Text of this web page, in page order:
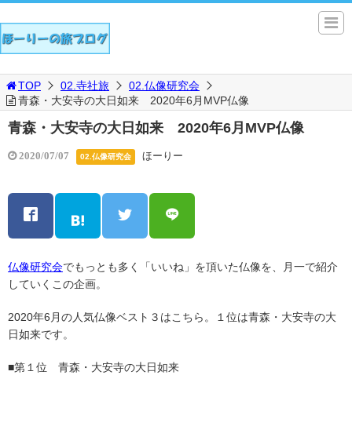
TOP 02.寺社旅
02.仏像研究会
青森・大安寺の大日如来 2020年6月MVP仏像
青森・大安寺の大日如来 2020年6月MVP仏像
2020/07/07 02.仏像研究会 ほーりー
仏像研究会でもっとも多く「いいね」を頂いた仏像を、月一で紹介
していくこの企画。
2020年6月の人気仏像ベスト３はこちら。１位は青森・大安寺の大
日如来です。
■第１位 青森・大安寺の大日如来